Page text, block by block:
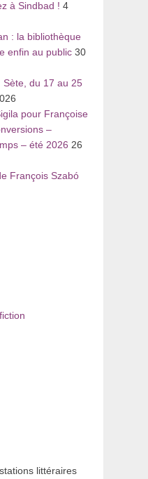
à Sindbad ! 4
: la bibliothèque
enfin au public 30
Sète, du 17 au 25
pour Françoise
–
– été 2026 26
François Szabó
littéraires